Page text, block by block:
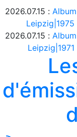
2026.07.15 :
2026.07.15 :